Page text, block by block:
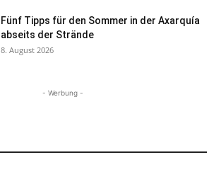
Fünf Tipps für den Sommer in der Axarquía
abseits der Strände
8. August 2026
- Werbung -